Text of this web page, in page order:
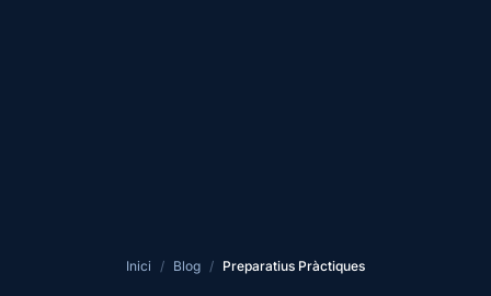
Inici / Blog / Preparatius Pràctiques